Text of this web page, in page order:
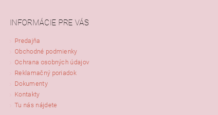
INFORMÁCIE PRE VÁS
Predajňa
Obchodné podmienky
Ochrana osobných údajov
Reklamačný poriadok
Dokumenty
Kontakty
Tu nás nájdete